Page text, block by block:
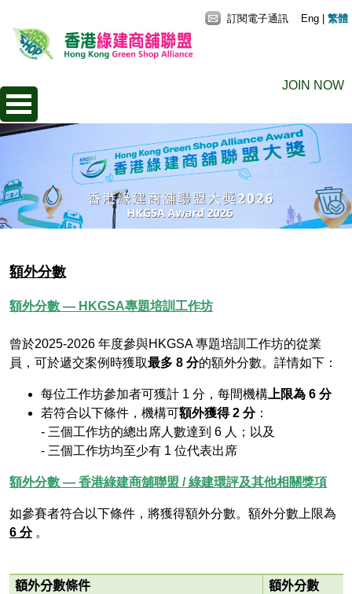
JOIN NOW
訂閱電子通訊 Eng 繁體
額外分數
額外分數 — HKGSA專題培訓工作坊
曾於2025-2026 年度參與HKGSA 專題培訓工作坊的從業
員，可於遞交案例時獲取最多 8 分的額外分數。詳情如下：
每位工作坊參加者可獲計 1 分，每間機構上限為 6 分
若符合以下條件，機構可額外獲得 2 分：
- 三個工作坊的總出席人數達到 6 人；以及
- 三個工作坊均至少有 1 位代表出席
額外分數 — 香港綠建商舖聯盟 / 綠建環評及其他相關獎項
如參賽者符合以下條件，將獲得額外分數。額外分數上限為
6 分 。
額外分數條件
額外分數